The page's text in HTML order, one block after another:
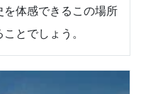
体感できるこの場所
とでしょう。